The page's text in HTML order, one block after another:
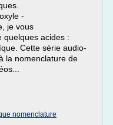
-
je vous
quelques acides :
Cette série audio-
la nomenclature de
nomenclature